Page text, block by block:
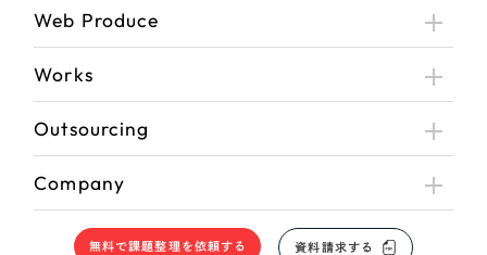
Web Produce
Works
Outsourcing
Company
無料で課題整理を依頼する 資料請求する